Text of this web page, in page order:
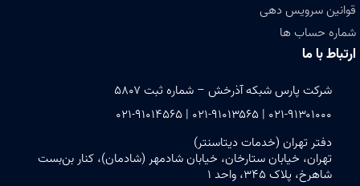
قوانین سرویس دهی
شماره حساب ها
ارتباط با ما
شرکت پارس شبکه آذرخش – شماره ثبت ۵۸۰۷
۰۲۱-۹۱۳۰۱۰۰۰ | ۰۲۱-۹۱۰۱۳۵۶۵ | ۰۲۱-۹۱۰۱۴۵۶۵
دفتر تهران (خدمات دیتاسنتر)
تهران، خیابان ستارخان، خیابان شادمهر (شادمان)، کنار بن‌بست
شاهرخ، پلاک ۳۴۵، واحد ۱